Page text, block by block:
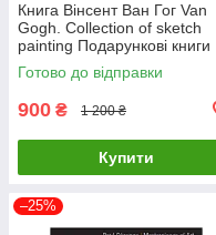
Книга Вінсент Ван Гог Van
Gogh. Collection of sketch
painting Подарункові книги
про мистецтво та живопис
Готово до відправки
900 ₴ 1 200 ₴
Купити
–25%